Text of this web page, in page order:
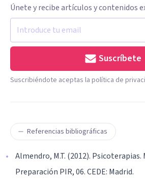
Únete y recibe artículos y contenidos
Suscríbete
Suscribiéndote aceptas la política de
Referencias bibliográficas
Almendro, M.T. (2012). Psicoterapias.
Preparación PIR, 06. CEDE: Madrid.